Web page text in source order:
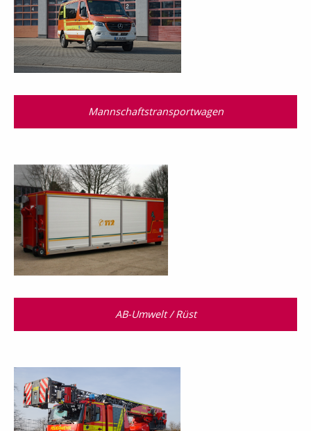
Mannschaftstransportwagen
AB-Umwelt / Rüst